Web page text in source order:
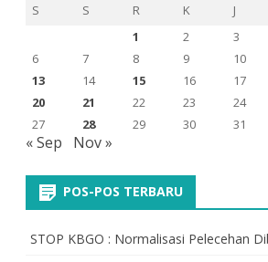
S
S R K J
1
2 3
6
7 8 9 10
13
14 15 16 17
20
21 22 23 24
27
28 29 30 31
« Sep Nov »
POS-POS TERBARU
STOP KBGO : Normalisasi Pelecehan